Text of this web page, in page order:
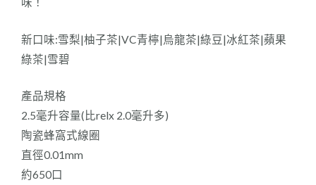
新口味:雪梨|柚子茶|VC青檸|烏龍茶|綠豆|冰紅茶|蘋果
綠茶|雪碧
產品規格
2.5毫升容量(比relx 2.0毫升多)
陶瓷蜂窩式線圈
直徑0.01mm
約650口